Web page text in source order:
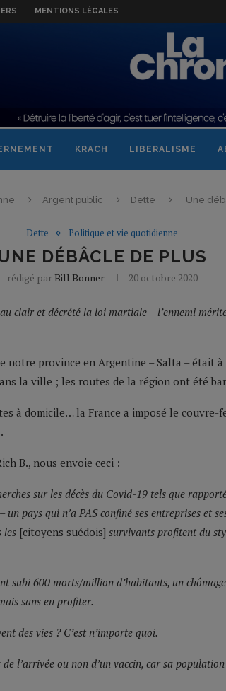
MENTIONS LÉGALES
KRACH LIBERALISME
Argent public Dette Une
Dette Politique et vie quotidienne
DÉBÂCLE DE PLUS
rédigé par Bill Bonner 20 octobre 2020
clair et décrété la loi martiale – l’ennemi
notre province en Argentine – Salta – était
la ville ; les routes de la région ont été
à domicile… la France a imposé le couvre-
B., nous envoie ceci :
sur les décès du Covid-19 tels que
un pays qui n’a PAS confiné ses entreprises et
les [citoyens suédois] survivants profitent du
subi 600 morts/million d’habitants, un
sans en profiter.
des vies ? C’est n’importe quoi.
de l’arrivée ou non d’un vaccin, car sa